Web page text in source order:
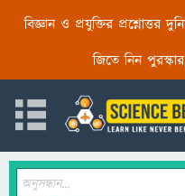
বিজ্ঞান ও প্রযুক্তির প্রশ্নোত্তর
জিতে নিন